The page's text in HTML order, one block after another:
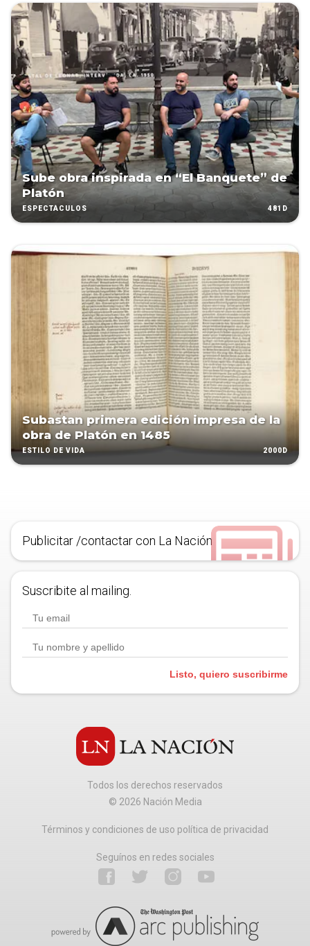
Sube obra inspirada en “El Banquete” de
Platón
ESPECTÁCULOS 481D
Subastan primera edición impresa de la
obra de Platón en 1485
ESTILO DE VIDA 2000D
Publicitar /contactar con La Nación
Suscribite al mailing.
Listo, quiero suscribirme
Todos los derechos reservados
© 2026 Nación Media
Términos y condiciones de uso política de privacidad
Seguínos en redes sociales